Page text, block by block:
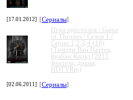
[17.01.2012] [Сериалы]
Игра престолов / Game
of Thrones / Сезон 1 /
Серии 1,2,3,4 (10)
(Тимоти Ван Паттен,
Брайан Кирк) [2011,
фэнтези, драма,
HDTVRip]
[02.06.2011] [Сериалы]